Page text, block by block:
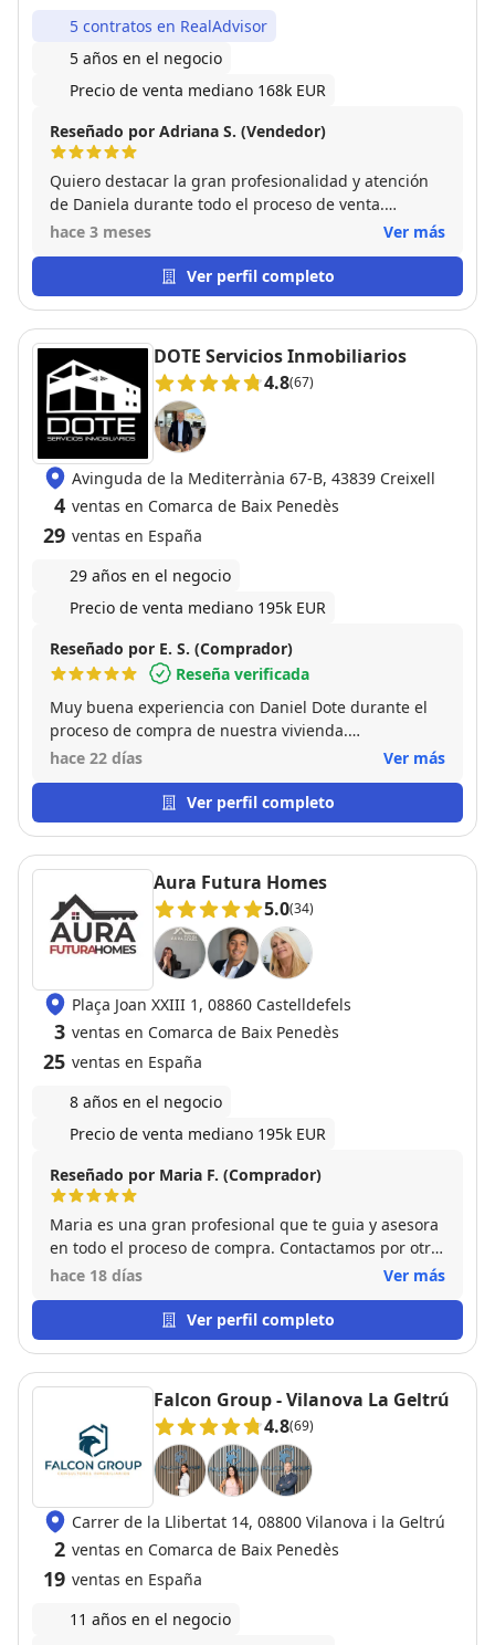
5 contratos en RealAdvisor
5 años en el negocio
Precio de venta mediano 168k EUR
Reseñado por Adriana S. (Vendedor)
Quiero destacar la gran profesionalidad y atención
de Daniela durante todo el proceso de venta.
Siempre estuvo disponible para resolver dudas,
eficacia. Su trato amable y su implicación hicieron
que todo fuera mucho más fácil y tranquilo. Muy
hace 3 meses Ver más
Ver perfil completo
DOTE Servicios Inmobiliarios
4.8(67)
Avinguda de la Mediterrània 67-B, 43839 Creixell
4 ventas en Comarca de Baix Penedès
29 ventas en España
29 años en el negocio
Precio de venta mediano 195k EUR
Reseñado por E. S. (Comprador)
Reseña verificada
Muy buena experiencia con Daniel Dote durante el
proceso de compra de nuestra vivienda.
Agradecemos especialmente su trato cercano, su
operación. Estamos muy contentos con el resultado.
¡Muy recomendable!
hace 22 días Ver más
Ver perfil completo
Aura Futura Homes
5.0(34)
Plaça Joan XXIII 1, 08860 Castelldefels
3 ventas en Comarca de Baix Penedès
25 ventas en España
8 años en el negocio
Precio de venta mediano 195k EUR
Reseñado por Maria F. (Comprador)
Maria es una gran profesional que te guia y asesora
en todo el proceso de compra. Contactamos por otra
propiedad pero enseguida supo entender nuestras
Agradecerle también el asesoramiento en temas
financieros que nos ha hecho ahorrar en la cuota
profesional es una persona muy humana y empática
( Debe ser cosa del nombre :-) ) … Sin ninguna duda
recomiendo sus servicios !!!.
hace 18 días Ver más
Ver perfil completo
Falcon Group - Vilanova La Geltrú
4.8(69)
Carrer de la Llibertat 14, 08800 Vilanova i la Geltrú
2 ventas en Comarca de Baix Penedès
19 ventas en España
11 años en el negocio